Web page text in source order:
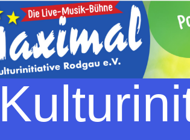
Skip
to
content